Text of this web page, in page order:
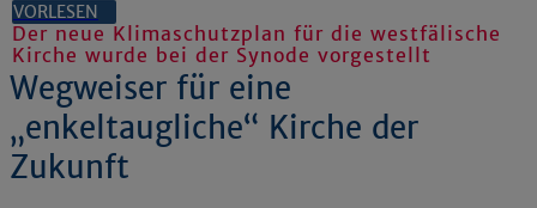
VORLESEN
Der neue Klimaschutzplan für die westfälische
Kirche wurde bei der Synode vorgestellt
Wegweiser für eine
„enkeltaugliche“ Kirche der
Zukunft